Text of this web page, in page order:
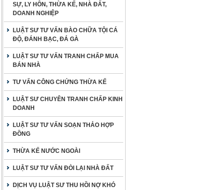
SỰ, LY HÔN, THỪA KẾ, NHÀ ĐẤT,
DOANH NGHIỆP
LUẬT SƯ TƯ VẤN BÀO CHỮA TỘI CÁ
ĐỘ, ĐÁNH BẠC, ĐÁ GÀ
LUẬT SƯ TƯ VẤN TRANH CHẤP MUA
BÁN NHÀ
TƯ VẤN CÔNG CHỨNG THỪA KẾ
LUẬT SƯ CHUYÊN TRANH CHẤP KINH
DOANH
LUẬT SƯ TƯ VẤN SOẠN THẢO HỢP
ĐỒNG
THỪA KẾ NƯỚC NGOÀI
LUẬT SƯ TƯ VẤN ĐÒI LẠI NHÀ ĐẤT
DỊCH VỤ LUẬT SƯ THU HỒI NỢ KHÓ